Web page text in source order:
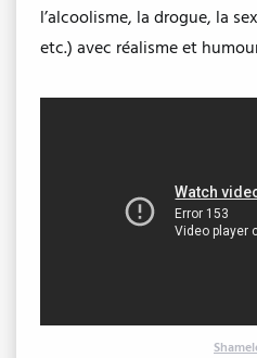
l’alcoolisme, la drogue, la
etc.) avec réalisme et